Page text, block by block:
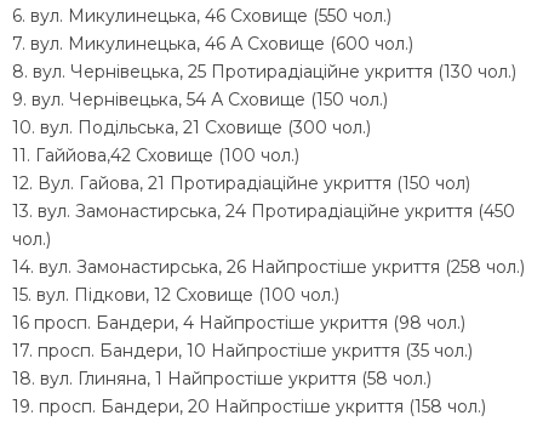
6. вул. Микулинецька, 46 Сховище (550 чол.)
7. вул. Микулинецька, 46 А Сховище (600 чол.)
8. вул. Чернівецька, 25 Протирадіаційне укриття (130 чол.)
9. вул. Чернівецька, 54 А Сховище (150 чол.)
10. вул. Подільська, 21 Сховище (300 чол.)
11. Гаййова,42 Сховище (100 чол.)
12. Вул. Гайова, 21 Протирадіаційне укриття (150 чол)
13. вул. Замонастирська, 24 Протирадіаційне укриття (450
чол.)
14. вул. Замонастирська, 26 Найпростіше укриття (258 чол.)
15. вул. Підкови, 12 Сховище (100 чол.)
16 просп. Бандери, 4 Найпростіше укриття (98 чол.)
17. просп. Бандери, 10 Найпростіше укриття (35 чол.)
18. вул. Глиняна, 1 Найпростіше укриття (58 чол.)
19. просп. Бандери, 20 Найпростіше укриття (158 чол.)